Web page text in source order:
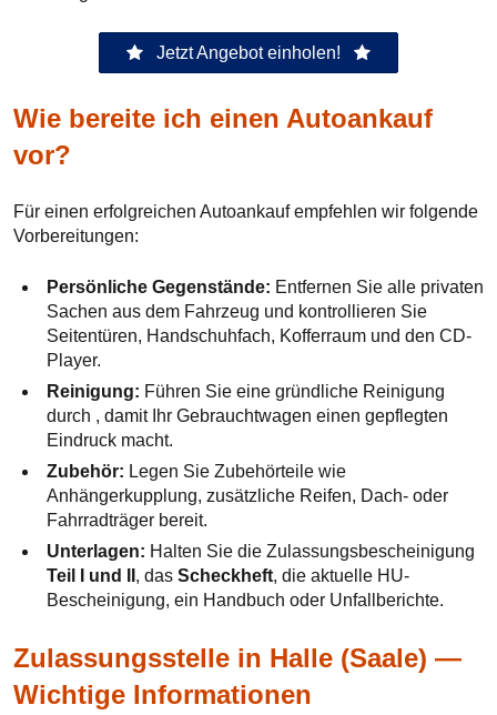
Jetzt Angebot einholen!
Wie bereite ich einen Autoankauf
vor?
Für einen erfolgreichen Autoankauf empfehlen wir folgende
Vorbereitungen:
Persönliche Gegenstände: Entfernen Sie alle privaten
Sachen aus dem Fahrzeug und kontrollieren Sie
Seitentüren, Handschuhfach, Kofferraum und den CD-
Player.
Reinigung: Führen Sie eine gründliche Reinigung
durch , damit Ihr Gebrauchtwagen einen gepflegten
Eindruck macht.
Zubehör: Legen Sie Zubehörteile wie
Anhängerkupplung, zusätzliche Reifen, Dach- oder
Fahrradträger bereit.
Unterlagen: Halten Sie die Zulassungsbescheinigung
Teil I und II , das Scheckheft, die aktuelle HU-
Bescheinigung, ein Handbuch oder Unfallberichte.
Zulassungsstelle in Halle (Saale) —
Wichtige Informationen